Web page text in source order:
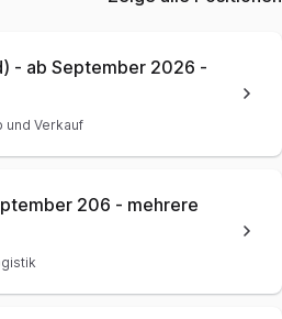
- ab September 2026 -
und Verkauf
206 - mehrere